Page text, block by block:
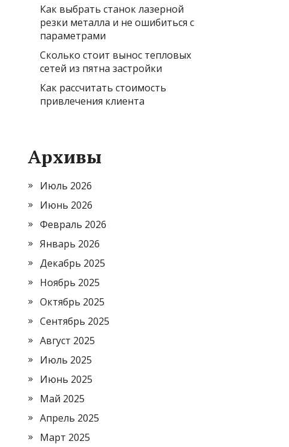
Как выбрать станок лазерной
резки металла и не ошибиться с
параметрами
Сколько стоит вынос тепловых
сетей из пятна застройки
Как рассчитать стоимость
привлечения клиента
Архивы
Июль 2026
Июнь 2026
Февраль 2026
Январь 2026
Декабрь 2025
Ноябрь 2025
Октябрь 2025
Сентябрь 2025
Август 2025
Июль 2025
Июнь 2025
Май 2025
Апрель 2025
Март 2025